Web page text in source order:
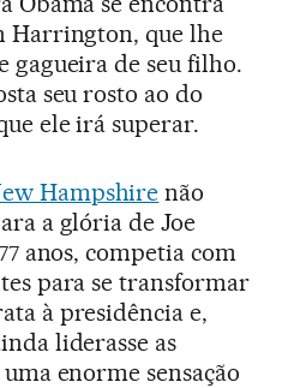
Harrington, que lhe
gagueira de seu filho.
seu rosto ao do
ele irá superar.
Hampshire não
a glória de Joe
anos, competia com
para se transformar
à presidência e,
liderasse as
enorme sensação